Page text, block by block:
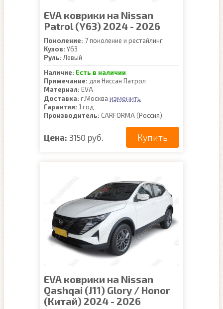
EVA коврики на Nissan
Patrol (Y63) 2024 - 2026
Поколение: 7 поколение и рестайлинг
Кузов: Y63
Руль: Левый
Наличие: Есть в наличии
Примечание: для Ниссан Патрол
Материал: EVA
Доставка: г.Москва изменить
Гарантия: 1 год
Производитель: CARFORMA (Россия)
Цена: 3150 руб. Купить
EVA коврики на Nissan
Qashqai (J11) Glory / Honor
(Китай) 2024 - 2026